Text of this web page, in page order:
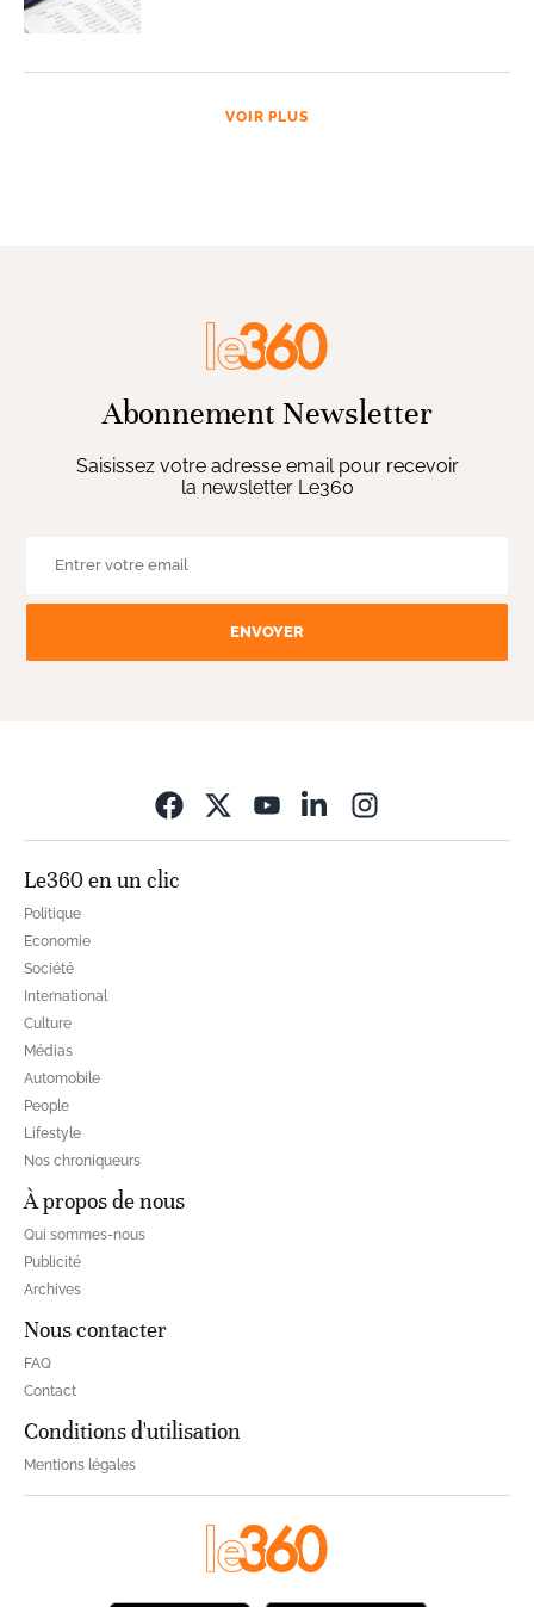
VOIR PLUS
Abonnement Newsletter
Saisissez votre adresse email pour recevoir
la newsletter Le360
ENVOYER
Le360 en un clic
Politique
Economie
Société
International
Culture
Médias
Automobile
People
Lifestyle
Nos chroniqueurs
À propos de nous
Qui sommes-nous
Publicité
Archives
Nous contacter
FAQ
Contact
Conditions d'utilisation
Mentions légales